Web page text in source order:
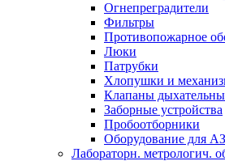
Огнепреградители
Фильтры
Противопожарное
Люки
Патрубки
Хлопушки и
Клапаны
Заборные устройства
Пробоотборники
Оборудование для
Лабораторн. метрологич.